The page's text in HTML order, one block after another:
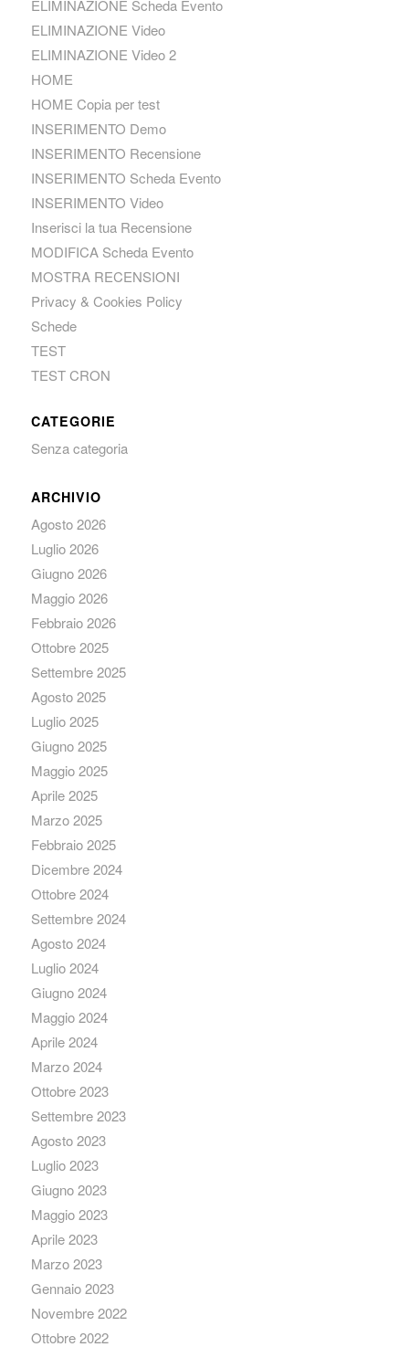
ELIMINAZIONE Scheda Evento
ELIMINAZIONE Video
ELIMINAZIONE Video 2
HOME
HOME Copia per test
INSERIMENTO Demo
INSERIMENTO Recensione
INSERIMENTO Scheda Evento
INSERIMENTO Video
Inserisci la tua Recensione
MODIFICA Scheda Evento
MOSTRA RECENSIONI
Privacy & Cookies Policy
Schede
TEST
TEST CRON
CATEGORIE
Senza categoria
ARCHIVIO
Agosto 2026
Luglio 2026
Giugno 2026
Maggio 2026
Febbraio 2026
Ottobre 2025
Settembre 2025
Agosto 2025
Luglio 2025
Giugno 2025
Maggio 2025
Aprile 2025
Marzo 2025
Febbraio 2025
Dicembre 2024
Ottobre 2024
Settembre 2024
Agosto 2024
Luglio 2024
Giugno 2024
Maggio 2024
Aprile 2024
Marzo 2024
Ottobre 2023
Settembre 2023
Agosto 2023
Luglio 2023
Giugno 2023
Maggio 2023
Aprile 2023
Marzo 2023
Gennaio 2023
Novembre 2022
Ottobre 2022